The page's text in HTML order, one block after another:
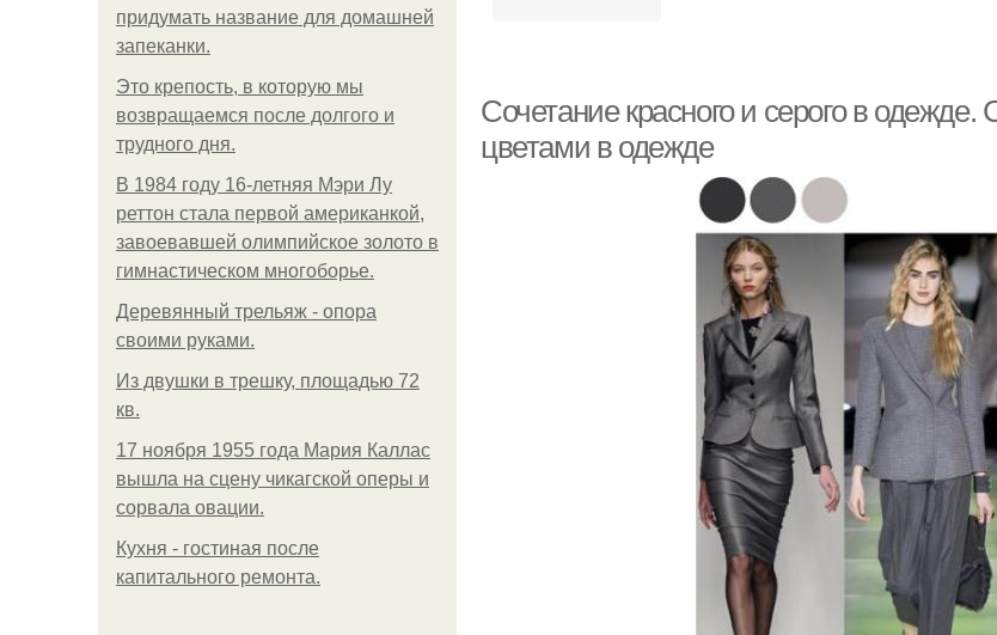
придумать название для домашней
запеканки.
Это крепость, в которую мы
возвращаемся после долгого и
трудного дня.
В 1984 году 16-летняя Мэри Лу
реттон стала первой американкой,
завоевавшей олимпийское золото в
гимнастическом многоборье.
Деревянный трельяж - опора
своими руками.
Из двушки в трешку, площадью 72
кв.
17 ноября 1955 года Мария Каллас
вышла на сцену чикагской оперы и
сорвала овации.
Кухня - гостиная после
капитального ремонта.
Сочетание красного и серого в одежде.
цветами в одежде